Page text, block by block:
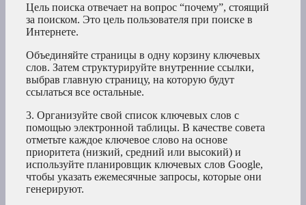
Цель поиска отвечает на вопрос “почему”, стоящий
за поиском. Это цель пользователя при поиске в
Интернете.
Объединяйте страницы в одну корзину ключевых
слов. Затем структурируйте внутренние ссылки,
выбрав главную страницу, на которую будут
ссылаться все остальные.
3. Организуйте свой список ключевых слов с
помощью электронной таблицы. В качестве совета
отметьте каждое ключевое слово на основе
приоритета (низкий, средний или высокий) и
используйте планировщик ключевых слов Google,
чтобы указать ежемесячные запросы, которые они
генерируют.